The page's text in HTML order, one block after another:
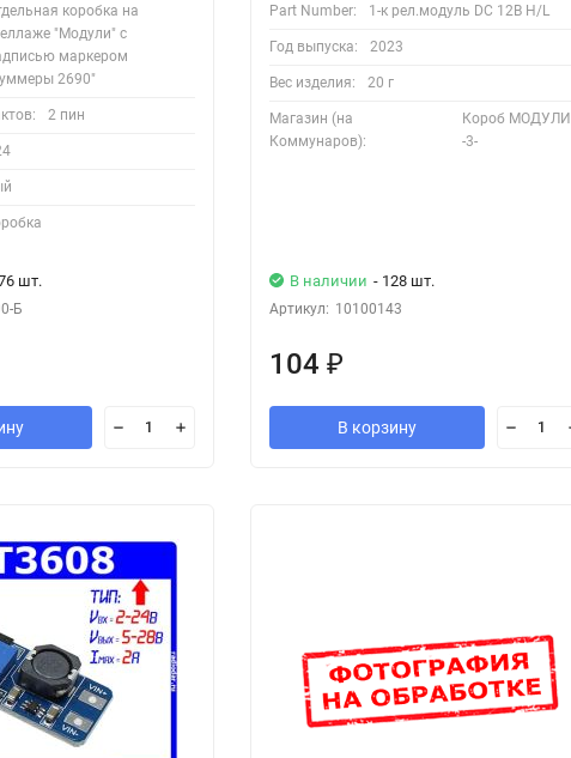
коробка на
"Модули" с
маркером
2690"
2 пин
шт.
Б
Part Number: 1-к рел.модуль DC 12В H/L
Год выпуска: 2023
Вес изделия: 20 г
Магазин (на
Коммунаров):
Короб МОДУЛИ
-3-
В наличии - 128 шт.
Артикул: 10100143
104 ₽
В корзину